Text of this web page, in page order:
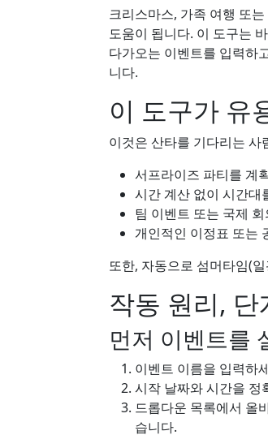
크리스마스, 가족 여행 또
도움이 됩니다. 이 도구는
다가오는 이벤트를 입력하
니다.
이 도구가 유
이것은 산타를 기다리는
서프라이즈 파티를 계
시간 계산 없이 시간대
팀 이벤트 또는 국제
개인적인 이정표 또는
또한, 자동으로 섬머타임(
작동 원리, 단
먼저 이벤트를
이벤트 이름을 입력하
시작 날짜와 시간을 정
드롭다운 목록에서 올
습니다.